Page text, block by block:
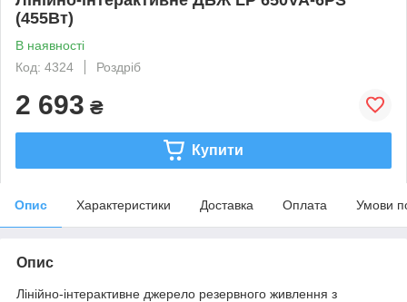
(455Вт)
В наявності
Код: 4324
Роздріб
2 693 ₴
Купити
Опис Характеристики Доставка Оплата Умови
Опис
Лінійно-інтерактивне джерело резервного живлення з